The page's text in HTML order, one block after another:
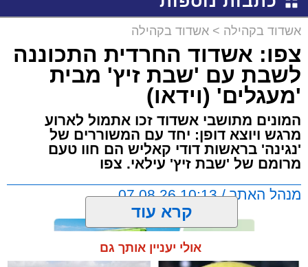
אשדוד בקהילה > אשדוד בקהילה
צפו: אשדוד החרדית התכוננה
לשבת עם 'שבת זיץ' מבית
'מעגלים' (וידאו)
המונים מתושבי אשדוד זכו אתמול לארוע
מרגש ויוצא דופן: יחד עם המשוררים של
'נגינה' בראשות דודי קאליש הם חוו טעם
מרומם של 'שבת זיץ' עילאי. צפו
מנהל האתר / 10:13 07.08.26
קרא עוד
אולי יעניין אותך גם